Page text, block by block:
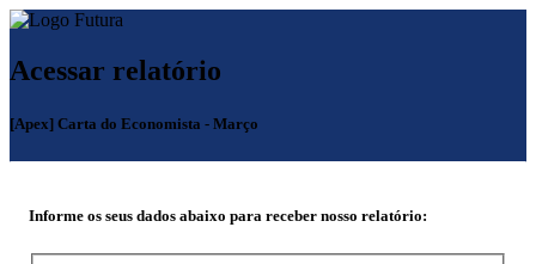
Acessar relatório
[Apex] Carta do Economista - Março
Informe os seus dados abaixo para receber nosso relatório: